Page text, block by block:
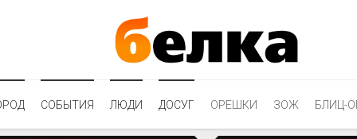
СОБЫТИЯ ЛЮДИ ДОСУГ ОРЕШКИ ЗОЖ БЛИЦ-